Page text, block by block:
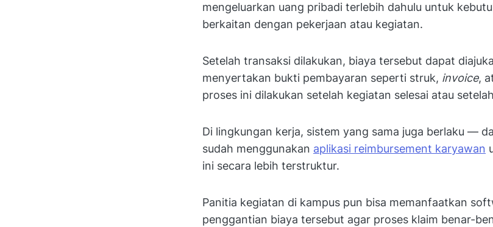
mengeluarkan uang pribadi terlebih dahulu untuk
berkaitan dengan pekerjaan atau kegiatan.
Setelah transaksi dilakukan, biaya tersebut dapat
menyertakan bukti pembayaran seperti struk, invoice,
proses ini dilakukan setelah kegiatan selesai atau
Di lingkungan kerja, sistem yang sama juga berlaku —
sudah menggunakan aplikasi reimbursement karyawan
ini secara lebih terstruktur.
Panitia kegiatan di kampus pun bisa memanfaatkan
penggantian biaya tersebut agar proses klaim benar-